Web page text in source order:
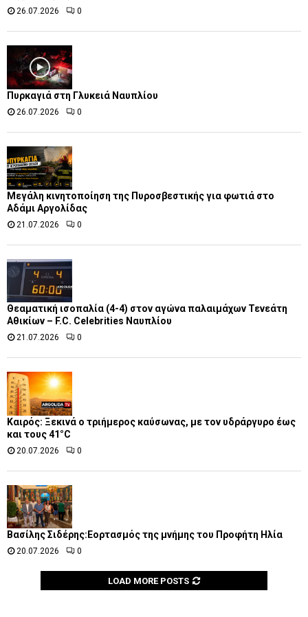
26.07.2026 0
Πυρκαγιά στη Γλυκειά Ναυπλίου
26.07.2026 0
Μεγάλη κινητοποίηση της Πυροσβεστικής για φωτιά στο
Αδάμι Αργολίδας
21.07.2026 0
Θεαματική ισοπαλία (4-4) στον αγώνα παλαιμάχων Τενεάτη
Αθικίων – F.C. Celebrities Ναυπλίου
21.07.2026 0
Καιρός: Ξεκινά ο τριήμερος καύσωνας, με τον υδράργυρο έως
και τους 41°C
20.07.2026 0
Βασίλης Σιδέρης:Εορτασμός της μνήμης του Προφήτη Ηλία
20.07.2026 0
LOAD MORE POSTS